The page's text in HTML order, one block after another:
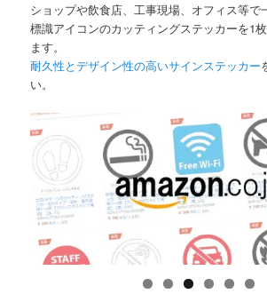
ショップや飲食店、工事現場、オフィス等で
標識アイコンのカッティングステッカーを1
ます。
耐久性とデザイン性の高いサインステッカー
い。